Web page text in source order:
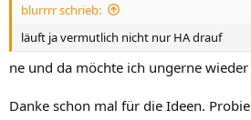
blurrrr schrieb:
läuft ja vermutlich nicht nur HA drauf
ne und da möchte ich ungerne
Danke schon mal für die Ideen.